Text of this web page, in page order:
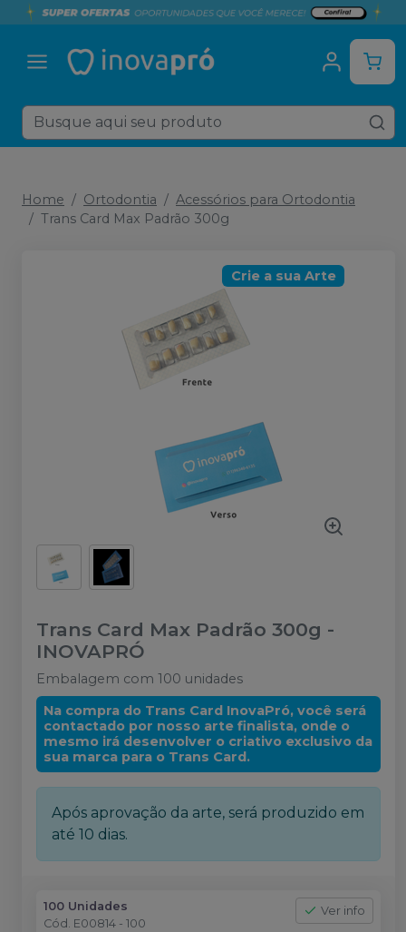
Home Ortodontia
Acessórios para Ortodontia
Trans Card Max Padrão 300g
Crie a sua Arte
Trans Card Max Padrão 300g -
INOVAPRÓ
Embalagem com 100 unidades
Na compra do Trans Card InovaPró, você será
contactado por nosso arte finalista, onde o
mesmo irá desenvolver o criativo exclusivo da
sua marca para o Trans Card.
Após aprovação da arte, será produzido em
até 10 dias.
100 Unidades
Cód. E00814 - 100
Ver info